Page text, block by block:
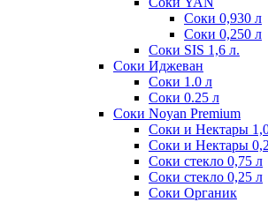
Соки 0,930 л
Соки 0,250 л
Соки SIS 1,6 л.
Соки Иджеван
Соки 1.0 л
Соки 0.25 л
Соки Noyan Premium
Соки и Нектары
Соки и Нектары
Соки стекло 0,75 л
Соки стекло 0,25 л
Соки Органик